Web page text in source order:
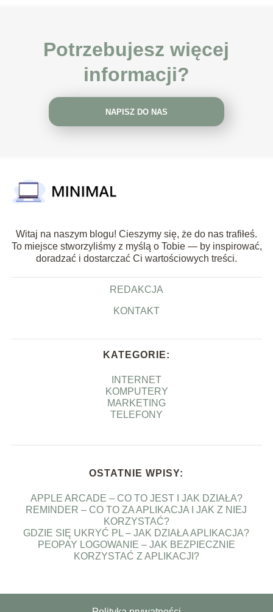
Potrzebujesz więcej
informacji?
NAPISZ DO NAS
Witaj na naszym blogu! Cieszymy się, że do nas trafiłeś.
To miejsce stworzyliśmy z myślą o Tobie — by inspirować,
doradzać i dostarczać Ci wartościowych treści.
REDAKCJA
KONTAKT
KATEGORIE:
INTERNET
KOMPUTERY
MARKETING
TELEFONY
OSTATNIE WPISY:
APPLE ARCADE – CO TO JEST I JAK DZIAŁA?
REMINDER – CO TO ZA APLIKACJA I JAK Z NIEJ
KORZYSTAĆ?
GDZIE SIĘ UKRYĆ PL – JAK DZIAŁA APLIKACJA?
PEOPAY LOGOWANIE – JAK BEZPIECZNIE
KORZYSTAĆ Z APLIKACJI?